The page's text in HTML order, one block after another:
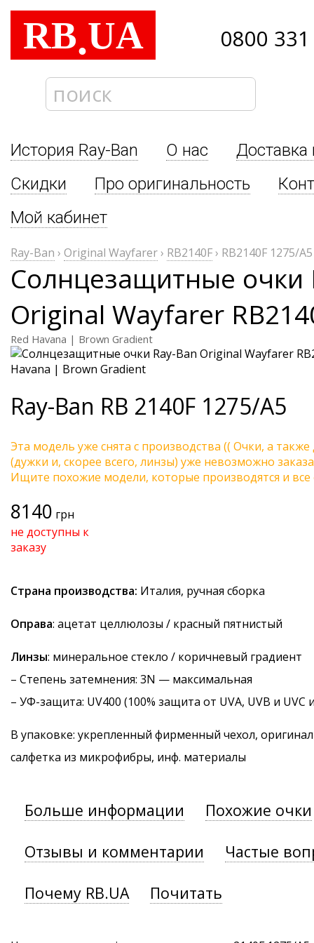
RB.UA 0800
История Ray-Ban О нас
Доставка
Скидки
Про оригинальность
Мой кабинет
Ray-Ban › Original Wayfarer› RB2140F› RB2140F 1275/A5
Солнцезащитные очки
Original Wayfarer
Red Havana | Brown Gradient
Ray-Ban RB 2140F 1275/A5
Эта модель уже снята с производства (( Очки, а
(дужки и, скорее всего, линзы) уже невозможно
Ищите похожие модели, которые производятся и
8140 грн
не доступны к
заказу
Страна производства: Италия, ручная сборка
Оправа: ацетат целлюлозы / красный пятнистый
Линзы: минеральное стекло / коричневый градиент
– Степень затемнения: 3N — максимальная
– УФ-защита: UV400 (100% защита от UVA, UVB и UVC
В упаковке: укрепленный фирменный чехол,
салфетка из микрофибры, инф. материалы
Больше информации Похожие очки
Отзывы и комментарии Частые
Почему RB.UA Почитать